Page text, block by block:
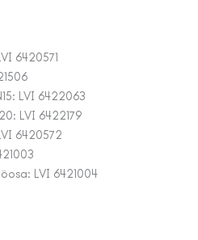
6420571
LVI 6422063
LVI 6422179
6420572
LVI 6421004